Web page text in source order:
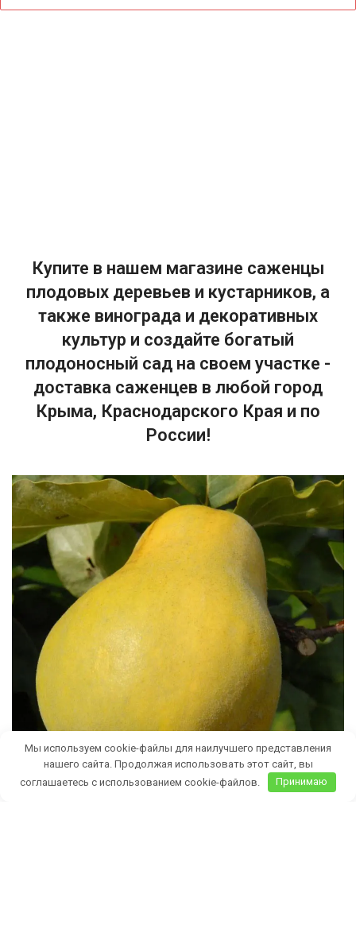
Купите в нашем магазине саженцы
плодовых деревьев и кустарников, а
также винограда и декоративных
культур и создайте богатый
плодоносный сад на своем участке -
доставка саженцев в любой город
Крыма, Краснодарского Края и по
России!
Мы используем cookie-файлы для наилучшего представления
нашего сайта. Продолжая использовать этот сайт, вы
соглашаетесь с использованием cookie-файлов.
Принимаю